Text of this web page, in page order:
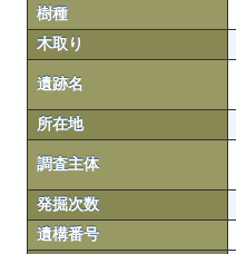
樹種
木取り
遺跡名
所在地
調査主体
発掘次数
遺構番号